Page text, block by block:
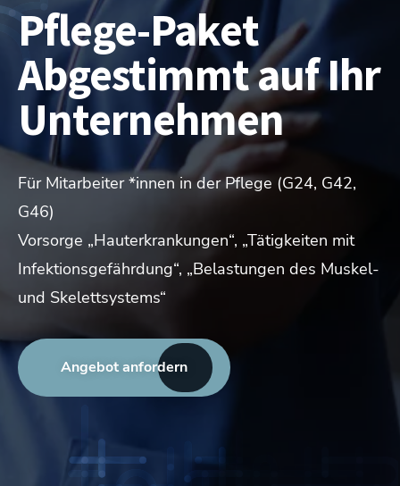
Pflege-Paket
Abgestimmt auf Ihr
Unternehmen
Für Mitarbeiter *innen in der Pflege (G24, G42,
G46)
Vorsorge „Hauterkrankungen“, „Tätigkeiten mit
Infektionsgefährdung“, „Belastungen des Muskel-
und Skelettsystems“
Angebot anfordern